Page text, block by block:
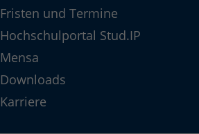
Fristen und Termine
Hochschulportal Stud.IP
Mensa
Downloads
Karriere